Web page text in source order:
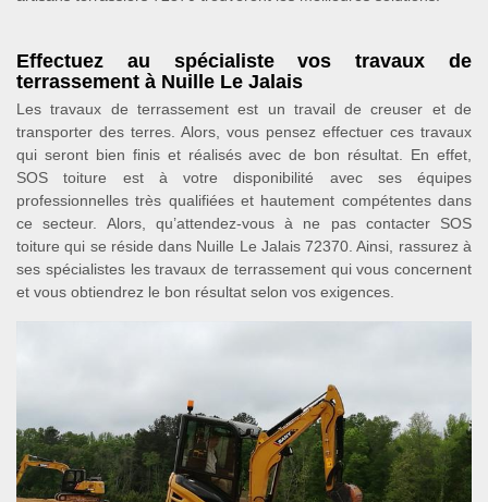
Effectuez au spécialiste vos travaux de
terrassement à Nuille Le Jalais
Les travaux de terrassement est un travail de creuser et de
transporter des terres. Alors, vous pensez effectuer ces travaux
qui seront bien finis et réalisés avec de bon résultat. En effet,
SOS toiture est à votre disponibilité avec ses équipes
professionnelles très qualifiées et hautement compétentes dans
ce secteur. Alors, qu’attendez-vous à ne pas contacter SOS
toiture qui se réside dans Nuille Le Jalais 72370. Ainsi, rassurez à
ses spécialistes les travaux de terrassement qui vous concernent
et vous obtiendrez le bon résultat selon vos exigences.